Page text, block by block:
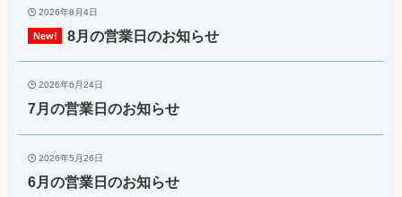
2026年8月4日
8月の営業日のお知らせ
2026年6月24日
7月の営業日のお知らせ
2026年5月26日
6月の営業日のお知らせ